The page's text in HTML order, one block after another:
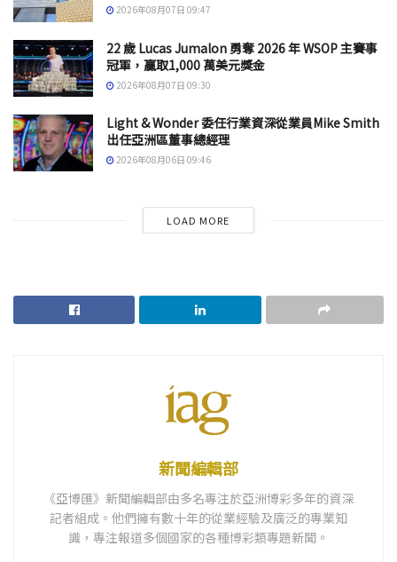
2026年08月07日 09:47
22 歲 Lucas Jumalon 勇奪 2026 年 WSOP 主賽事
冠軍，贏取1,000 萬美元獎金
2026年08月07日 09:30
Light & Wonder 委任行業資深從業員Mike Smith
出任亞洲區董事總經理
2026年08月06日 09:46
LOAD MORE
新聞編輯部
《亞博匯》新聞編輯部由多名專注於亞洲博彩多年的資深
記者組成。他們擁有數十年的從業經驗及廣泛的專業知
識，專注報道多個國家的各種博彩類專題新聞。